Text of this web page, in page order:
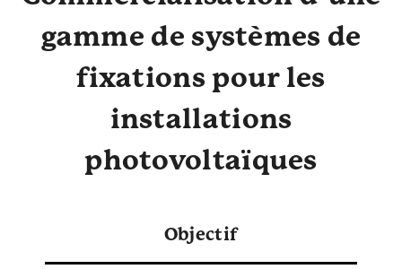
gamme de systèmes de
fixations pour les
installations
photovoltaïques
Objectif